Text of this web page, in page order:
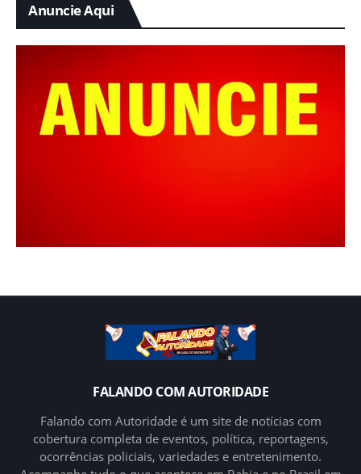
Anuncie Aqui
FALANDO COM AUTORIDADE
Falando com Autoridade é um site de notícias com
cobertura completa de eventos, política, reportagens,
ocorrências policiais, variedades e entretenimento.